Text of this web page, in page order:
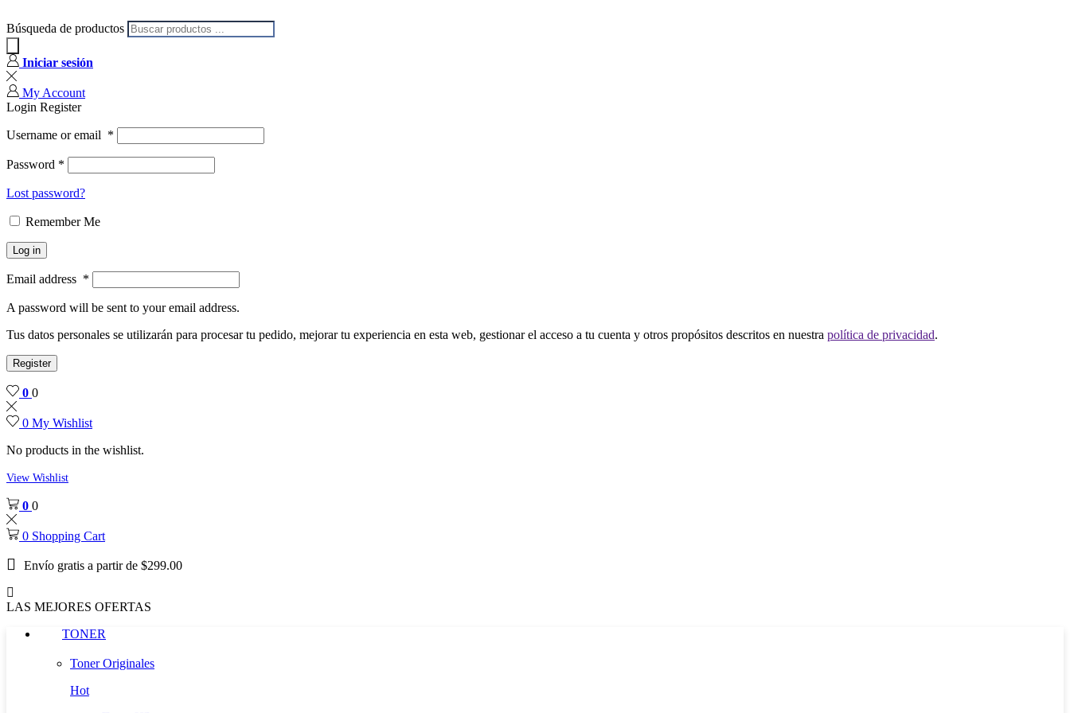
Búsqueda de productos
Iniciar sesión
My Account
Login Register
Username or email *
Password *
Lost password?
Remember Me
Log in
Email address *
A password will be sent to your email address.
Tus datos personales se utilizarán para procesar tu pedido, mejorar tu experiencia en esta web, gestionar el acceso a tu cuenta y otros propósitos descritos en nuestra política de privacidad.
Register
0 0
0 My Wishlist
No products in the wishlist.
View Wishlist
0 0
0 Shopping Cart
Envío gratis a partir de $299.00
LAS MEJORES OFERTAS
TONER
Toner Originales
Hot